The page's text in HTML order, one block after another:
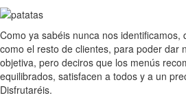
Como ya sabéis nunca nos identificamos,
como el resto de clientes, para poder dar
objetiva, pero deciros que los menús
equilibrados, satisfacen a todos y a un
Disfrutaréis.